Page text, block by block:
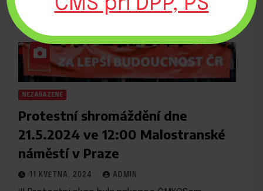
NEZAŘAZENÉ
Protestní shromáždění dne
21.5.2024 ve 12:00 Malostranské
náměstí v Praze
11 KVĚTNA, 2024 ADMIN